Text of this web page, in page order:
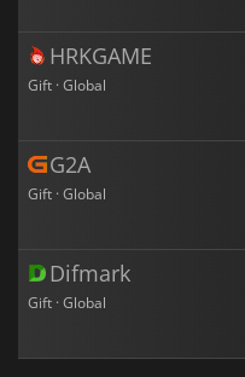
HRKGAME
Gift · Global
G2A
Gift · Global
Difmark
Gift · Global